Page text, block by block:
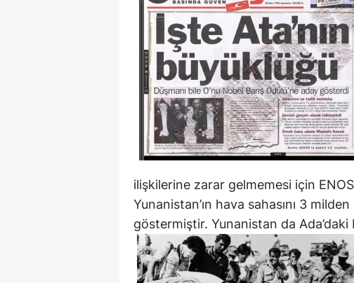
ilişkilerine zarar gelmemesi için
Yunanistan’ın hava sahasını 3
göstermiştir. Yunanistan da